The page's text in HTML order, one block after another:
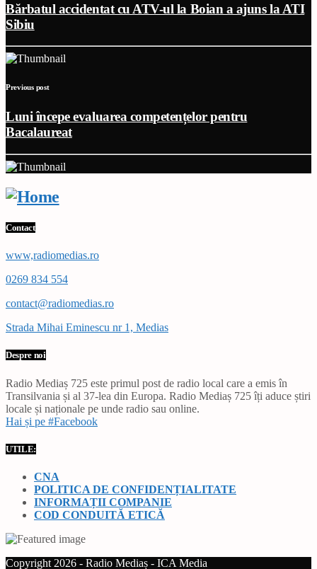
Bărbatul accidentat cu ATV-ul la Boian a ajuns la ATI
Sibiu
Previous post
Luni începe evaluarea competențelor pentru
Bacalaureat
Contact
www,radiomedias.ro
0269 834 554
contact@radiomedias.ro
Strada Mihai Eminescu nr 1, Medias
Despre noi
Radio Mediaș 725 este primul post de radio local care a emis în
Transilvania și al 37-lea din Europa. Radio Mediaș 725 îți aduce știri
locale și naționale pe unde radio sau online.
Hai și pe #Facebook
UTILE:
CNA
POLITICA DE CONFIDENȚIALITATE
INFORMAȚII COMPANIE
COD CONDUITĂ ETICĂ
Copyright 2026 - Radio Mediaș - ICA Media